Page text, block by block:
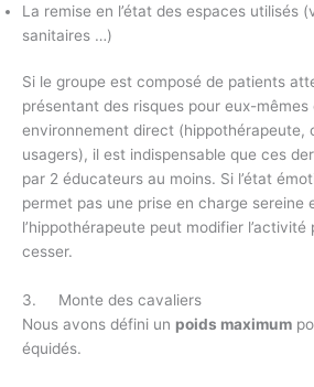
La remise en l’état des espaces utilisés
sanitaires …)
Si le groupe est composé de patients
présentant des risques pour eux-mêmes
environnement direct (hippothérapeute,
usagers), il est indispensable que ces
par 2 éducateurs au moins. Si l’état
permet pas une prise en charge sereine
l’hippothérapeute peut modifier
cesser.
3. Monte des cavaliers
Nous avons défini un poids maximum
équidés.